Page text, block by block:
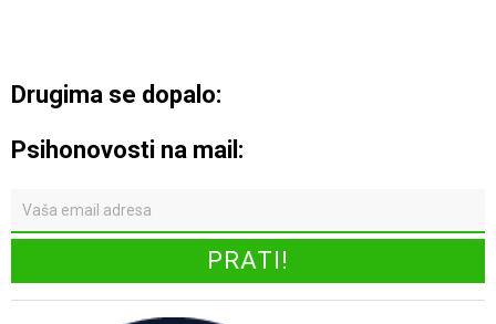
Drugima se dopalo:
Psihonovosti na mail: